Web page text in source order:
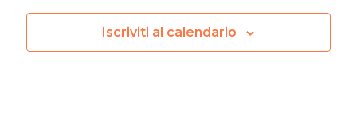
VISTE
Iscriviti al calendario